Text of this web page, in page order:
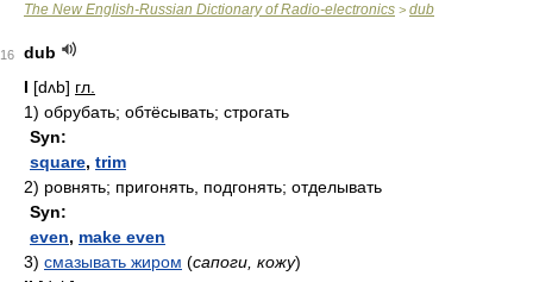
The New English-Russian Dictionary of Radio-electronics > dub
16
dub
I [dʌb] гл.
1) обрубать; обтёсывать; строгать
Syn:
square, trim
2) ровнять; пригонять, подгонять; отделывать
Syn:
even, make even
3) смазывать жиром (сапоги, кожу)